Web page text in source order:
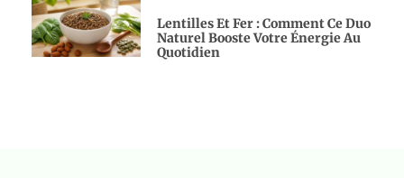
Lentilles Et Fer : Comment Ce Duo
Naturel Booste Votre Énergie Au
Quotidien